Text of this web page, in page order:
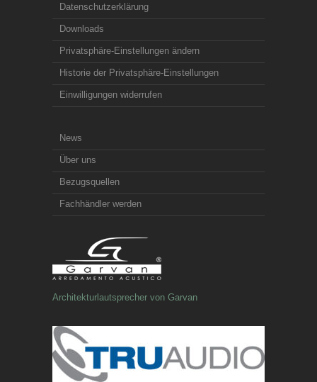
Datenschutzerklärung
Downloads
Privatsphäre-Einstellungen ändern
Historie der Privatsphäre-Einstellungen
Einwilligungen widerrufen
News
Über uns
Bezugsquellen
Fachhändler werden
Architekturlautsprecher von Garvan